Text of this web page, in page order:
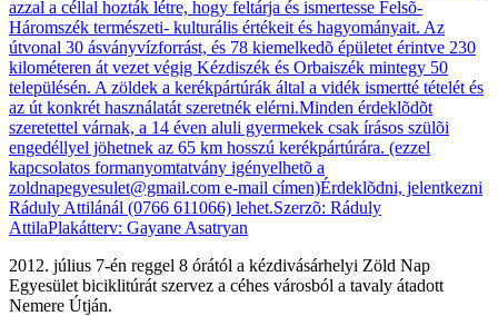
2012. július 7-én reggel 8 órától a kézdivásárhelyi Zöld Nap
Egyesület biciklitúrát szervez a céhes városból a tavaly átadott
Nemere Útján.